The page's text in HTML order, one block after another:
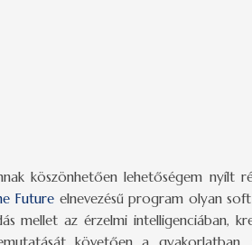
köszönhetően lehetőségem nyílt
Future elnevezésű program olyan
mellet az érzelmi intelligenciában,